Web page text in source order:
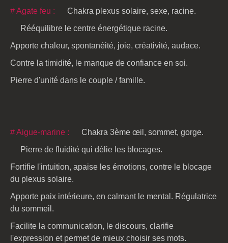
# Agate feu :
Chakra plexus solaire, sexe, racine.
Rééquilibre le centre énergétique racine.
Apporte chaleur, spontanéité, joie, créativité, audace.
Contre la timidité, le manque de confiance en soi.
Pierre d'unité dans le couple / famille.
# Aigue-marine :
Chakra 3ème œil, sommet, gorge.
Pierre de fluidité qui délie les blocages.
Fortifie l'intuition, apaise les émotions, contre le blocage
du plexus solaire.
Apporte paix intérieure, en calmant le mental. Régulatrice
du sommeil.
Facilite la communication, le discours, clarifie
l'expression et permet de mieux choisir ses mots.